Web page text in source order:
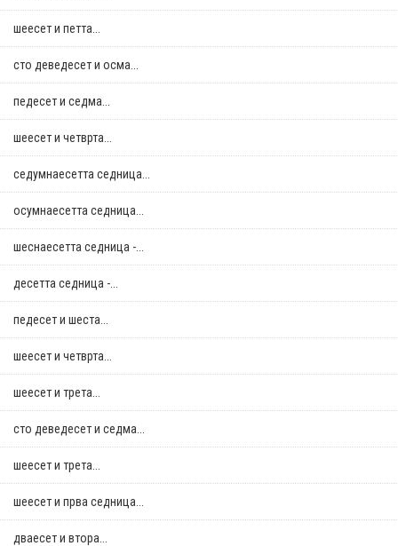
шеесет и петта...
сто деведесет и осма...
педесет и седма...
шеесет и четврта...
седумнаесетта седница...
осумнaесетта седница...
шеснаесетта седница -...
десетта седница -...
педесет и шеста...
шеесет и четврта...
шеесет и трета...
сто деведесет и седма...
шеесет и трета...
шеесет и прва седница...
дваесет и втора...